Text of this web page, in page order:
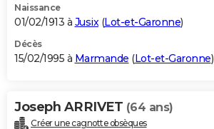
Naissance
01/02/1913 à Jusix(Lot-et-Garonne)
Décès
15/02/1995 à Marmande (Lot-et-Garonne)
Joseph ARRIVET (64 ans)
Créer une cagnotte obsèques